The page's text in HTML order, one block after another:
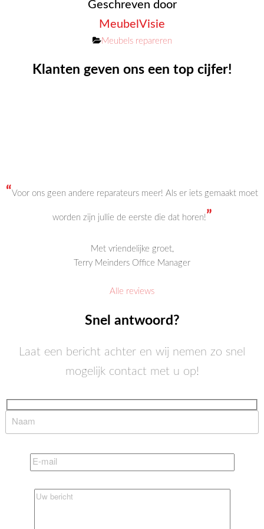
Geschreven door
MeubelVisie
Categorieën
Meubels repareren
Klanten geven ons een top cijfer!
“Voor ons geen andere reparateurs meer! Als er iets gemaakt moet
worden zijn jullie de eerste die dat horen! ”
Met vriendelijke groet,
Terry Meinders Office Manager
Alle reviews
Snel antwoord?
Laat een bericht achter en wij nemen zo snel
mogelijk contact met u op!